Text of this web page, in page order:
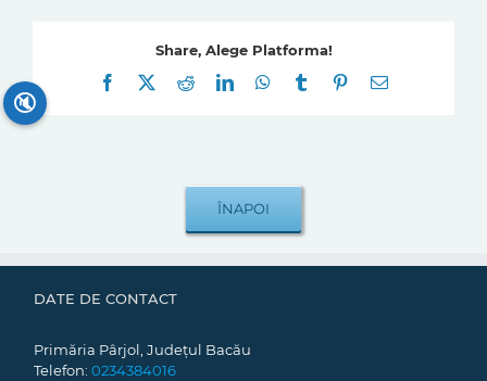
Share, Alege Platforma!
Facebook
RedditLinkedInWhatsApp
Tumblr Pinterest
E-
DATE DE CONTACT
Primăria Pârjol, Județul Bacău
Telefon: 0234384016
🔇